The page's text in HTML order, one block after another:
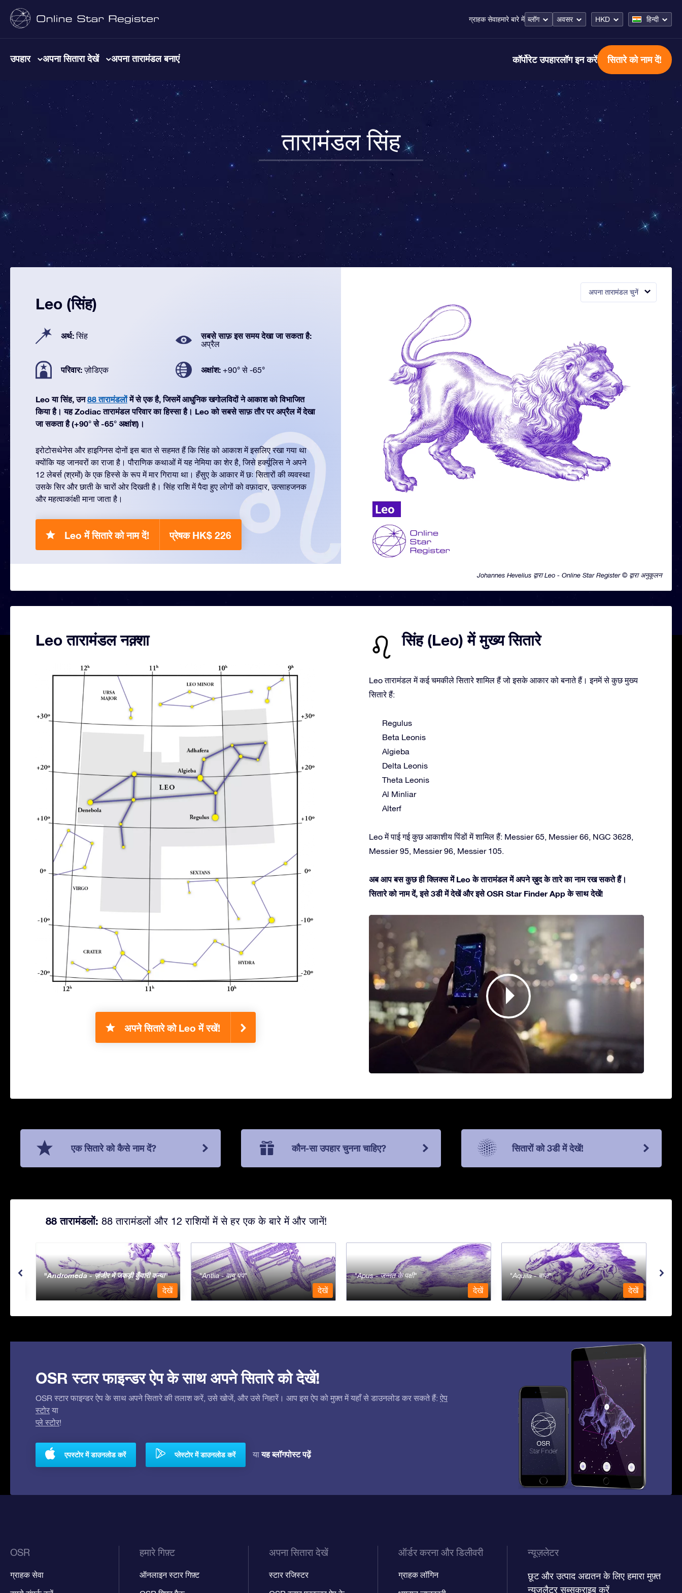
ग्राहक सेवाहमारे बारे में ब्लॉग अवसर HKD हिन्दी
उपहार अपना सितारा देखें अपना तारामंडल बनाएं कॉर्पोरेट उपहारलॉग इन करें सितारे को नाम दें!
तारामंडल सिंह
अपना तारामंडल चुनें
Johannes Hevelius द्वारा Leo - Online Star Register © द्वारा अनुकूलन
Leo (सिंह)
अर्थ:सिंह सबसे साफ़ इस समय देखा जा सकता है:
अप्रैल
परिवार:ज़ोडिएक अक्षांश: +90° से -65°
Leo या सिंह, उन88 तारामंडलोंमें से एक है, जिसमें आधुनिक खगोलविदों ने आकाश को विभाजित
किया है। यह Zodiac तारामंडल परिवार का हिस्सा है। Leo को सबसे साफ़ तौर पर अप्रैल में देखा
जा सकता है (+90° से -65° अक्षांश)।
इरोटोसथेनेस और हाइगिनस दोनों इस बात से सहमत हैं कि सिंह को आकाश में इसलिए रखा गया था
क्योंकि यह जानवरों का राजा है। पौराणिक कथाओं में यह नेमिया का शेर है, जिसे हर्क्यूलिस ने अपने
12 लेबर्स (श्रमों) के एक हिस्से के रूप में मार गिराया था। हँसुए के आकार में छः सितारों की व्यवस्था
उसके सिर और छाती के चारों ओर दिखती है। सिंह राशि में पैदा हुए लोगों को वफ़ादार, उत्साहजनक
और महत्वाकांक्षी माना जाता है।
Leo में सितारे को नाम दें! प्रेषक HK$ 226
Leo तारामंडल नक़्शा
अपने सितारे को Leo में रखें!
सिंह (Leo) में मुख्य सितारे
Leo तारामंडल में कई चमकीले सितारे शामिल हैं जो इसके आकार को बनाते हैं। इनमें से कुछ मुख्य
सितारे हैं:
Regulus
Beta Leonis
Algieba
Delta Leonis
Theta Leonis
Al Minliar
Alterf
Leo में पाई गई कुछ आकाशीय पिंडों में शामिल हैं: Messier 65, Messier 66, NGC 3628,
Messier 95, Messier 96, Messier 105.
अब आप बस कुछ ही क्लिक्स में Leo के तारामंडल में अपने ख़ुद के तारे का नाम रख सकते हैं।
सितारे को नाम दें, इसे 3डी में देखें और इसे OSR Star Finder App के साथ देखें!
एक सितारे को कैसे नाम दें? कौन-सा उपहार चुनना चाहिए? सितारों को 3डी में देखें!
88 तारामंडलों: 88 तारामंडलों और 12 राशियों में से हर एक के बारे में और जानें!
Andromeda - ज़ंजीर में जकड़ी कुँवारी कन्या
देखें
Antlia - वायु पंप
देखें
Apus - जन्नत के पक्षी
देखें
Aquila - बाज़
देखें
OSR स्टार फाइन्डर ऐप के साथ अपने सितारे को देखें!
OSR स्टार फाइन्डर ऐप के साथ अपने सितारे की तलाश करें, उसे खोजें, और उसे निहारें। आप इस ऐप को मुफ़्त में यहाँ से डाउनलोड कर सकते हैं: ऐप
स्टोर या
प्ले स्टोर!
एपस्टोर में डाउनलोड करें प्लेस्टोर में डाउनलोड करें यायह ब्लॉगपोस्ट पढ़ें
OSR
ग्राहक सेवा
हमारे गिफ़्ट
ऑनलाइन स्टार गिफ़्ट
अपना सितारा देखें
स्टार रजिस्टर
ऑर्डर करना और डिलीवरी
ग्राहक लॉगिन
न्यूज़लेटर
छूट और उत्पाद अद्यतन के लिए हमारा मुफ़्त
न्यूज़लैटर सब्सक्राइब करें